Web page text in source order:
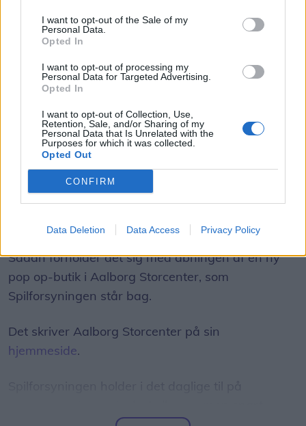
I want to opt-out of the Sale of my
Personal Data.
Opted In
I want to opt-out of processing my
Personal Data for Targeted Advertising.
Opted In
I want to opt-out of Collection, Use,
Retention, Sale, and/or Sharing of my
Personal Data that Is Unrelated with the
Purposes for which it was collected.
Opted Out
CONFIRM
Data Deletion Data Access Privacy Policy
Populær spilbutik åbner i Aalborg
Storcenter
Simon Jensen
Journalist
Følg os på Discover
AALBORG: Det bliver en forsmag på noget større.
Sådan forholder det sig med åbningen af en ny
pop op-butik i Aalborg Storcenter, som
Spilforsyningen står bag.
Det skriver Aalborg Storcenter på sin
hjemmeside.